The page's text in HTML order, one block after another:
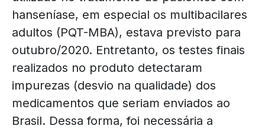
hanseníase, em especial os multibacilares
adultos (PQT-MBA), estava previsto para
outubro/2020. Entretanto, os testes finais
realizados no produto detectaram
impurezas (desvio na qualidade) dos
medicamentos que seriam enviados ao
Brasil. Dessa forma, foi necessária a